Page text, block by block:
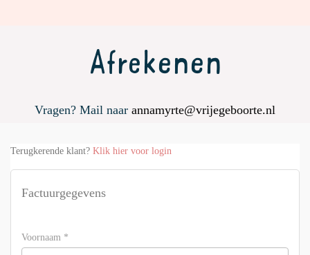
Afrekenen
Vragen? Mail naar annamyrte@vrijegeboorte.nl
Terugkerende klant? Klik hier voor login
Factuurgegevens
Voornaam *